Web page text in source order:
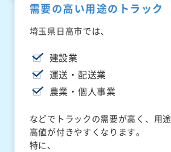
需要の高い用途のトラック
埼玉県日高市では、
建設業
運送・配送業
農業・個人事業
などでトラックの需要が高く、用
高値が付きやすくなります。
特に、